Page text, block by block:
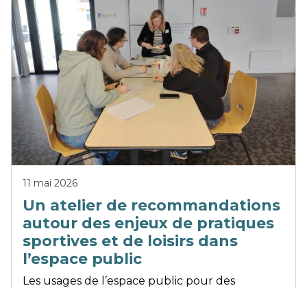
11 mai 2026
Un atelier de recommandations
autour des enjeux de pratiques
sportives et de loisirs dans
l’espace public
Les usages de l’espace public pour des